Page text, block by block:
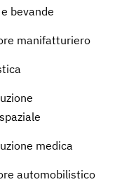
bevande
manifatturiero
medica
automobilistico